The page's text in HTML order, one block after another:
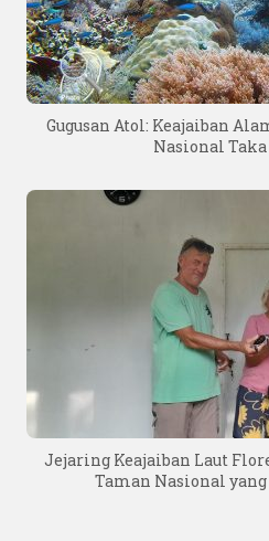
Gugusan Atol: Keajaiban
Nasional
Jejaring Keajaiban Laut
Taman Nasional